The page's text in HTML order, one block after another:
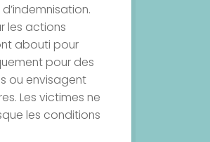
les actions
abouti pour
pour des
ou envisagent
Les victimes ne
les conditions